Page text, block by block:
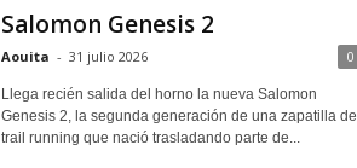
Salomon Genesis 2
Aouita - 31 julio 2026 0
Llega recién salida del horno la nueva Salomon
Genesis 2, la segunda generación de una zapatilla de
trail running que nació trasladando parte de...